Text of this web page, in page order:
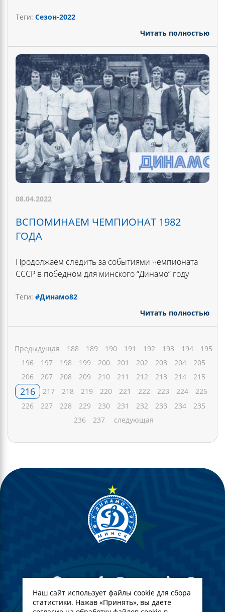
Теги: Сезон-2022
Читать полностью
08.04.2022
ВСПОМИНАЕМ ЧЕМПИОНАТ 1982
ГОДА
Продолжаем следить за событиями чемпионата
СССР в победном для минского “Динамо” году
Теги: #Динамо82
Читать полностью
Предыдущая 188 189 190 191 192 193 194
195
196
197 198 199 200 201 202 203 204
205
206
207 208 209 210 211 212 213 214 215
216 217 218 219 220 221 222 223 224
225
226
227 228 229 230 231 232 233 234
235
236
237 следующая
Наш сайт использует файлы cookie для сбора
статистики. Нажав «Принять», вы даете